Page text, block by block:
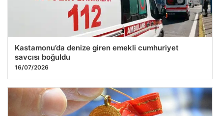
Kastamonu’da denize giren emekli cumhuriyet
savcısı boğuldu
16/07/2026